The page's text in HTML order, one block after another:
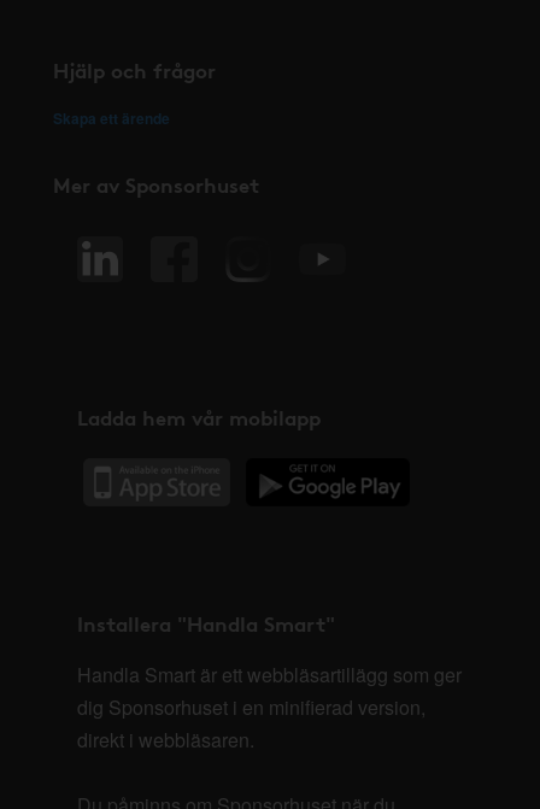
Hjälp och frågor
Skapa ett ärende
Mer av Sponsorhuset
Ladda hem vår mobilapp
Installera "Handla Smart"
Handla Smart är ett webbläsartillägg som ger
dig Sponsorhuset i en minifierad version,
direkt i webbläsaren.